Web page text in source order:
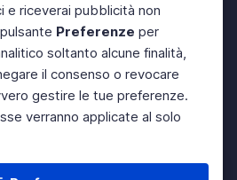
e riceverai pubblicità non
Preferenze per
soltanto alcune finalità,
il consenso o revocare
gestire le tue preferenze.
verranno applicate al solo